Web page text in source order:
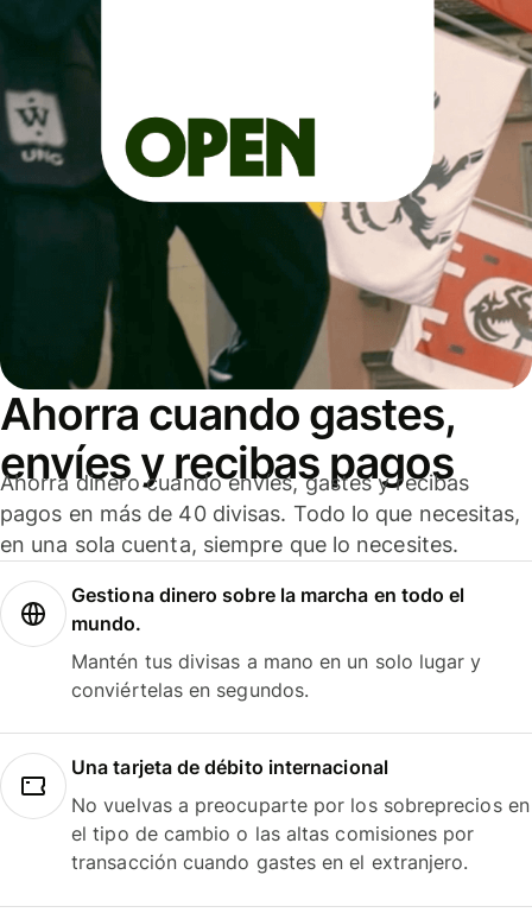
Ahorra cuando gastes,
envíes y recibas pagos
Ahorra dinero cuando envíes, gastes y recibas
pagos en más de 40 divisas. Todo lo que necesitas,
en una sola cuenta, siempre que lo necesites.
Gestiona dinero sobre la marcha en todo el
mundo.
Mantén tus divisas a mano en un solo lugar y
conviértelas en segundos.
Una tarjeta de débito internacional
No vuelvas a preocuparte por los sobreprecios en
el tipo de cambio o las altas comisiones por
transacción cuando gastes en el extranjero.